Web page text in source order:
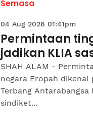
Semasa
04 Aug 2026 01:41pm
Permintaan
jadikan KLIA
SHAH ALAM -
negara Eropah
Terbang
sindiket...